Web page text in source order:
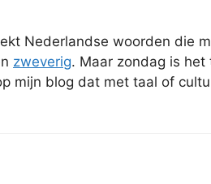
Nederlandse woorden die
zweverig. Maar zondag is het
mijn blog dat met taal of